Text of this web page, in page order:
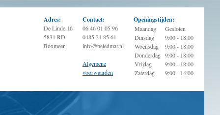
Openingstijden:
Maandag
Gesloten
Dinsdag
9:00 - 18:00
Woensdag
9:00 - 18:00
Donderdag 9:00 - 18:00
Vrijdag
9:00 - 18:00
Zaterdag
9:00 - 14:00
Contact:
06 46 01 05 96
0485 21 85 61
info@beledmar.nl
Algemene
voorwaarden
Adres:
De Linde 16
5831 RD
Boxmeer